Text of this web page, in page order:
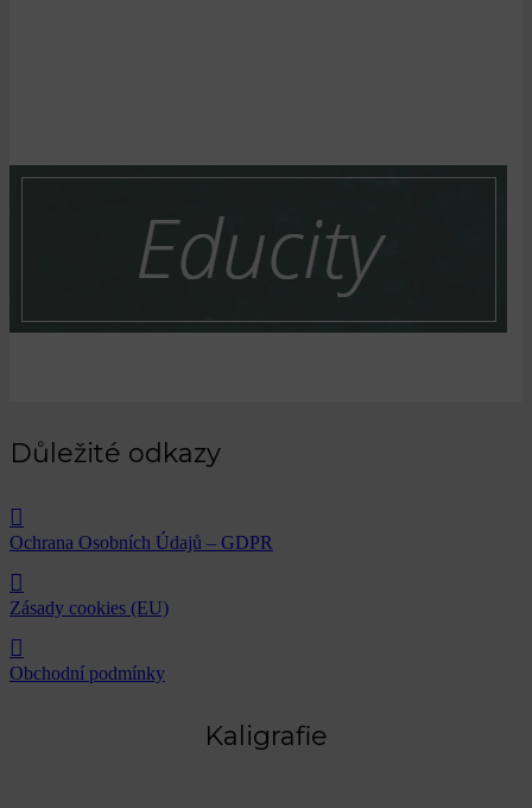
Důležité odkazy
Ochrana Osobních Údajů – GDPR
Zásady cookies (EU)
Obchodní podmínky
Kaligrafie